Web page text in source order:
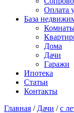
Оплата
База
Дома
Дачи
Гаражи
Ипотека
Статьи
Контакты
Главная / Дачи /с